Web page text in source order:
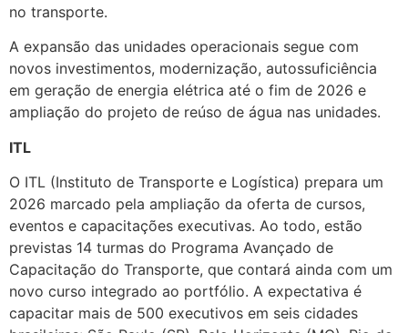
no transporte.
A expansão das unidades operacionais segue com
novos investimentos, modernização, autossuficiência
em geração de energia elétrica até o fim de 2026 e
ampliação do projeto de reúso de água nas unidades.
ITL
O ITL (Instituto de Transporte e Logística) prepara um
2026 marcado pela ampliação da oferta de cursos,
eventos e capacitações executivas. Ao todo, estão
previstas 14 turmas do Programa Avançado de
Capacitação do Transporte, que contará ainda com um
novo curso integrado ao portfólio. A expectativa é
capacitar mais de 500 executivos em seis cidades